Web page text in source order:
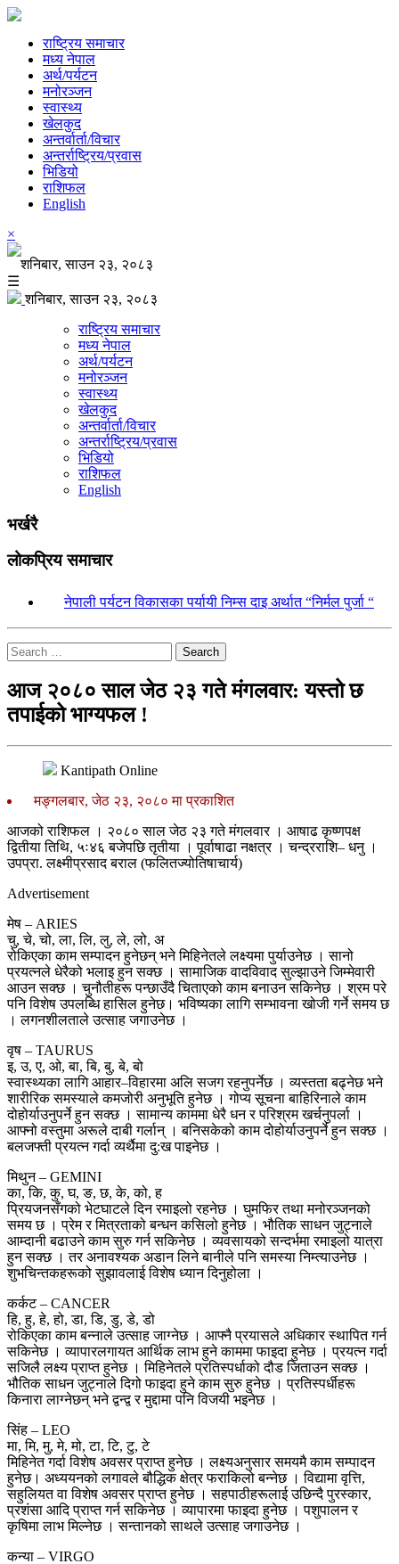
राष्ट्रिय समाचार
मध्य नेपाल
अर्थ/पर्यटन
मनोरञ्जन
स्वास्थ्य
खेलकुद
अन्तर्वार्ता/विचार
अन्तर्राष्ट्रिय/प्रवास
भिडियो
राशिफल
English
×
शनिबार, साउन २३, २०८३
☰
शनिबार, साउन २३, २०८३
राष्ट्रिय समाचार
मध्य नेपाल
अर्थ/पर्यटन
मनोरञ्जन
स्वास्थ्य
खेलकुद
अन्तर्वार्ता/विचार
अन्तर्राष्ट्रिय/प्रवास
भिडियो
राशिफल
English
भर्खरै
लोकप्रिय समाचार
नेपाली पर्यटन विकासका पर्यायी निम्स दाइ अर्थात “निर्मल पुर्जा “
Search
आज २०८० साल जेठ २३ गते मंगलवार: यस्तो छ
तपाईको भाग्यफल !
Kantipath Online
मङ्गलबार, जेठ २३, २०८० मा प्रकाशित
आजको राशिफल । २०८० साल जेठ २३ गते मंगलवार । आषाढ कृष्णपक्ष
द्वितीया तिथि, ५ः४६ बजेपछि तृतीया । पूर्वाषाढा नक्षत्र । चन्द्रराशि– धनु ।
उपप्रा. लक्ष्मीप्रसाद बराल (फलितज्योतिषाचार्य)
Advertisement
मेष – ARIES
चु, चे, चो, ला, लि, लु, ले, लो, अ
रोकिएका काम सम्पादन हुनेछन् भने मिहिनेतले लक्ष्यमा पुर्याउनेछ । सानो
प्रयत्नले धेरैको भलाइ हुन सक्छ । सामाजिक वादविवाद सुल्झाउने जिम्मेवारी
आउन सक्छ । चुनौतीहरू पन्छाउँदै चिताएको काम बनाउन सकिनेछ । श्रम परे
पनि विशेष उपलब्धि हासिल हुनेछ। भविष्यका लागि सम्भावना खोजी गर्ने समय छ
। लगनशीलताले उत्साह जगाउनेछ ।
वृष – TAURUS
इ, उ, ए, ओ, बा, बि, बु, बे, बो
स्वास्थ्यका लागि आहार–विहारमा अलि सजग रहनुपर्नेछ । व्यस्तता बढ्नेछ भने
शारीरिक समस्याले कमजोरी अनुभूति हुनेछ । गोप्य सूचना बाहिरिनाले काम
दोहोर्याउनुपर्ने हुन सक्छ । सामान्य काममा धेरै धन र परिश्रम खर्चनुपर्ला ।
आफ्नो वस्तुमा अरूले दाबी गर्लान् । बनिसकेको काम दोहोर्याउनुपर्ने हुन सक्छ ।
बलजफ्ती प्रयत्न गर्दा व्यर्थैमा दु:ख पाइनेछ ।
मिथुन – GEMINI
का, कि, कु, घ, ङ, छ, के, को, ह
प्रियजनसँगको भेटघाटले दिन रमाइलो रहनेछ । घुमफिर तथा मनोरञ्जनको
समय छ । प्रेम र मित्रताको बन्धन कसिलो हुनेछ । भौतिक साधन जुट्नाले
आम्दानी बढाउने काम सुरु गर्न सकिनेछ । व्यवसायको सन्दर्भमा रमाइलो यात्रा
हुन सक्छ । तर अनावश्यक अडान लिने बानीले पनि समस्या निम्त्याउनेछ ।
शुभचिन्तकहरूको सुझावलाई विशेष ध्यान दिनुहोला ।
कर्कट – CANCER
हि, हु, हे, हो, डा, डि, डु, डे, डो
रोकिएका काम बन्नाले उत्साह जाग्नेछ । आफ्नै प्रयासले अधिकार स्थापित गर्न
सकिनेछ । व्यापारलगायत आर्थिक लाभ हुने काममा फाइदा हुनेछ । प्रयत्न गर्दा
सजिलै लक्ष्य प्राप्त हुनेछ । मिहिनेतले प्रतिस्पर्धाको दौड जिताउन सक्छ ।
भौतिक साधन जुट्नाले दिगो फाइदा हुने काम सुरु हुनेछ । प्रतिस्पर्धीहरू
किनारा लाग्नेछन् भने द्वन्द्व र मुद्दामा पनि विजयी भइनेछ ।
सिंह – LEO
मा, मि, मु, मे, मो, टा, टि, टु, टे
मिहिनेत गर्दा विशेष अवसर प्राप्त हुनेछ । लक्ष्यअनुसार समयमै काम सम्पादन
हुनेछ। अध्ययनको लगावले बौद्धिक क्षेत्र फराकिलो बन्नेछ । विद्यामा वृत्ति,
सहुलियत वा विशेष अवसर प्राप्त हुनेछ । सहपाठीहरूलाई उछिन्दै पुरस्कार,
प्रशंसा आदि प्राप्त गर्न सकिनेछ । व्यापारमा फाइदा हुनेछ । पशुपालन र
कृषिमा लाभ मिल्नेछ । सन्तानको साथले उत्साह जगाउनेछ ।
कन्या – VIRGO